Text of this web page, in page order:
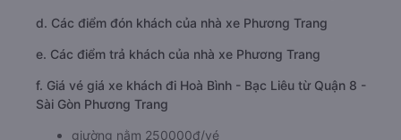
d. Các điểm đón khách của nhà xe Phương Trang
e. Các điểm trả khách của nhà xe Phương Trang
f. Giá vé giá xe khách đi Hoà Bình - Bạc Liêu từ Quận 8 -
Sài Gòn Phương Trang
giường nằm 250000đ/vé